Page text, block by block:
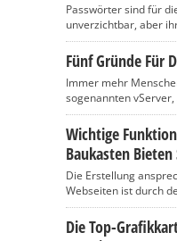
Passwörter sind für
unverzichtbar, aber
Fünf Gründe Für
Immer mehr
sogenannten vServer,
Wichtige
Baukasten Bieten
Die Erstellung
Webseiten ist durch
Die Top-